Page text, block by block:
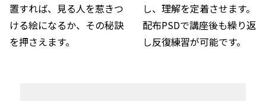
置すれば、見る人を惹きつ
ける絵になるか、その秘訣
を押さえます。
し、理解を定着させます。
配布PSDで講座後も繰り返
し反復練習が可能です。